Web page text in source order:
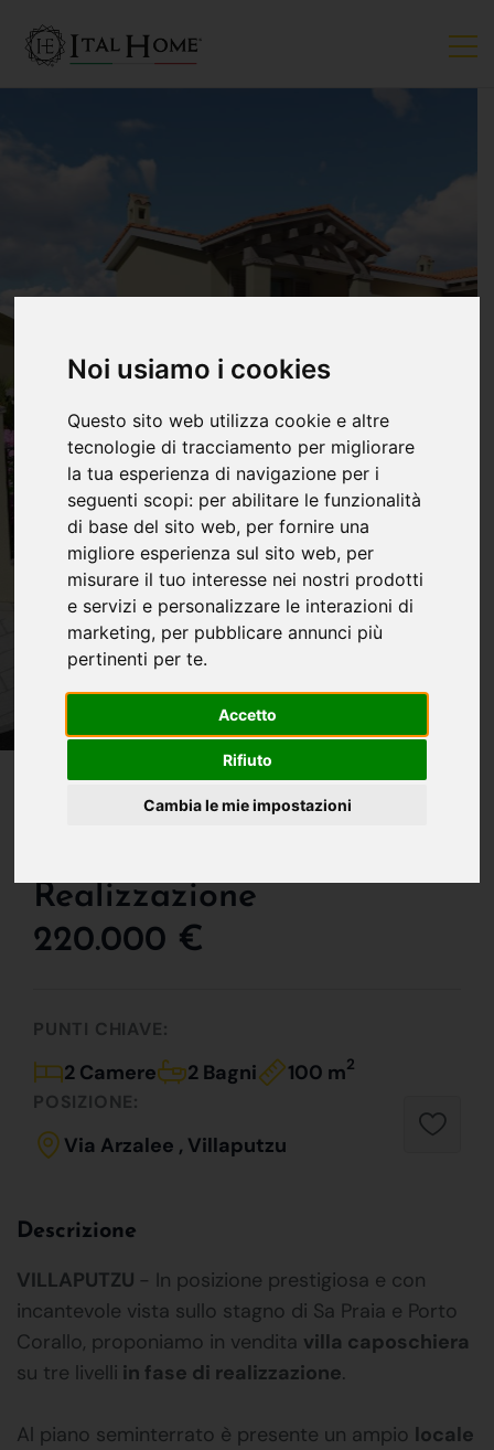
Noi usiamo i cookies
Questo sito web utilizza cookie e altre
tecnologie di tracciamento per migliorare
la tua esperienza di navigazione per i
seguenti scopi: per abilitare le funzionalità
di base del sito web, per fornire una
migliore esperienza sul sito web, per
misurare il tuo interesse nei nostri prodotti
e servizi e personalizzare le interazioni di
marketing, per pubblicare annunci più
pertinenti per te.
Accetto
Rifiuto
Cambia le mie impostazioni
Villa Caposchiera Con
Realizzazione
220.000 €
PUNTI CHIAVE:
2 Camere 2 Bagni 100 m2
POSIZIONE:
Via Arzalee , Villaputzu
Descrizione
VILLAPUTZU - In posizione prestigiosa e con
incantevole vista sullo stagno di Sa Praia e Porto
Corallo, proponiamo in vendita villa caposchiera
su tre livelli in fase di realizzazione.
Al piano seminterrato è presente un ampio locale